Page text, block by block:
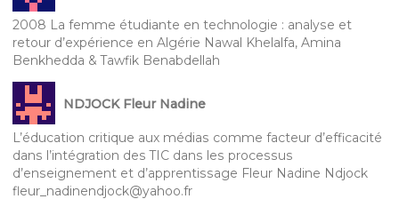
2008 La femme étudiante en technologie : analyse et
retour d’expérience en Algérie Nawal Khelalfa, Amina
Benkhedda & Tawfik Benabdellah
NDJOCK Fleur Nadine
L’éducation critique aux médias comme facteur d’efficacité
dans l’intégration des TIC dans les processus
d’enseignement et d’apprentissage Fleur Nadine Ndjock
fleur_nadinendjock@yahoo.fr